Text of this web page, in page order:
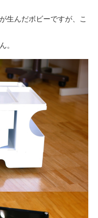
が生んだボビーですが、こ
。